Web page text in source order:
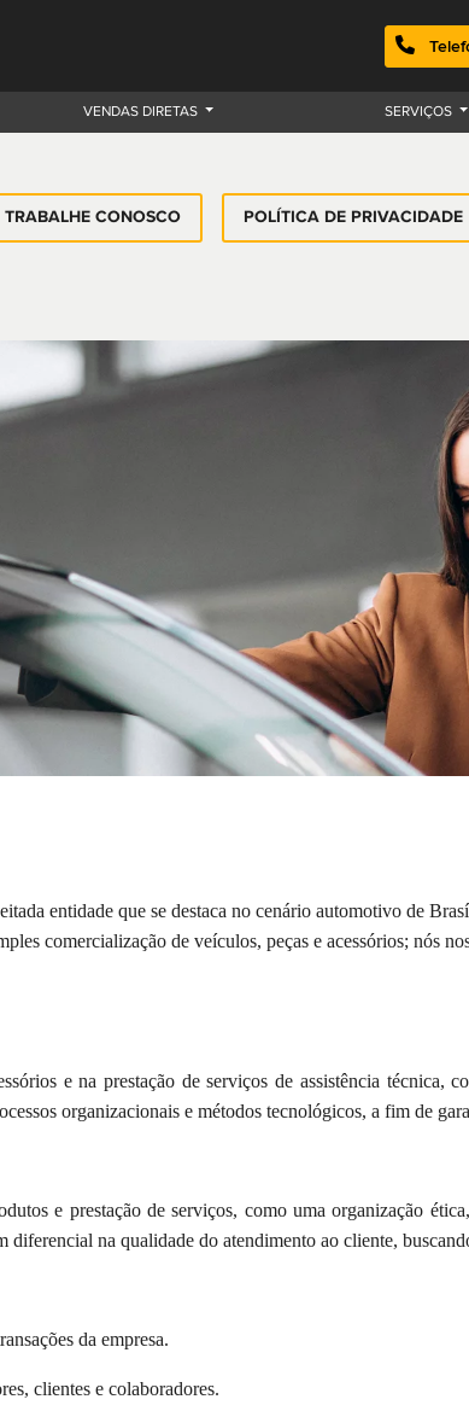
VENDAS DIRETAS SERVIÇOS
TRABALHE CONOSCO POLÍTICA DE PRIVACIDADE
entidade que se destaca no cenário automotivo de
comercialização de veículos, peças e acessórios; nós
e na prestação de serviços de assistência técnica,
organizacionais e métodos tecnológicos, a fim de
e prestação de serviços, como uma organização
na qualidade do atendimento ao cliente,
da empresa.
clientes e colaboradores.